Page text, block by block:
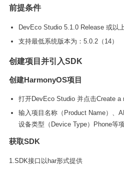
前提条件
DevEco Studio 5.1.0 Release 或以
支持最低系统版本为：5.0.2（14）
创建项目并引入SDK
创建HarmonyOS项目
打开DevEco Studio 并点击Create a
输入项目名称（Product Name）、
设备类型（Device Type）Phone等
获取SDK
1.SDK接口以har形式提供